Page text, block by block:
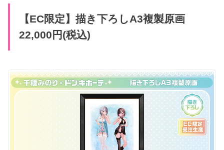
【EC限定】描き下ろしA3複製原画
22,000円(税込)